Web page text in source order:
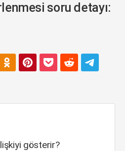
soru detayı:
gösterir?